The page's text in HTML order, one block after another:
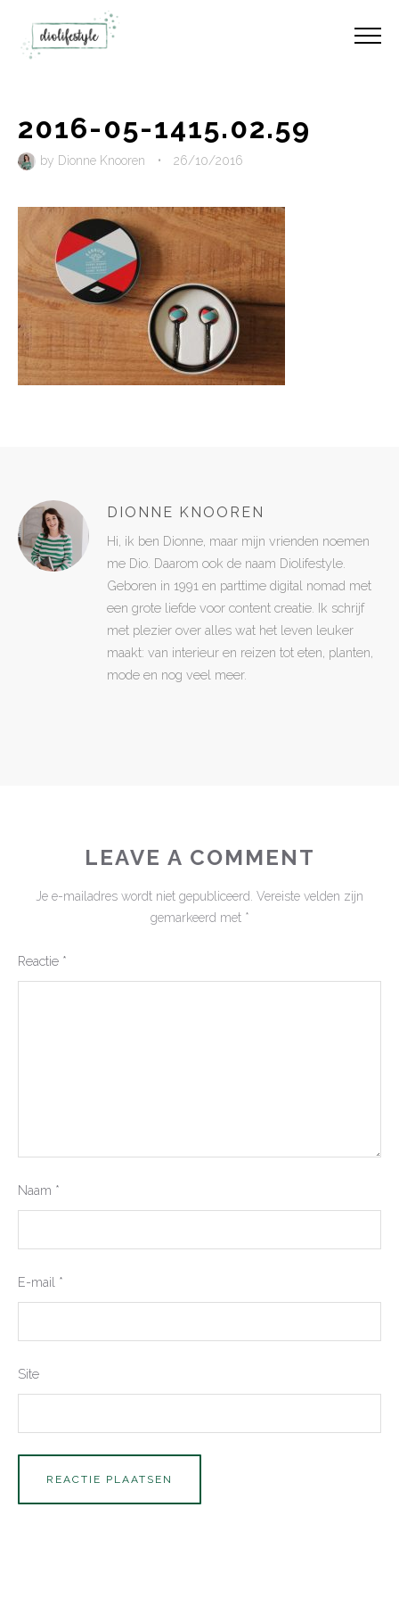
2016-05-1415.02.59
by Dionne Knooren • 26/10/2016
DIONNE KNOOREN
Hi, ik ben Dionne, maar mijn vrienden noemen
me Dio. Daarom ook de naam Diolifestyle.
Geboren in 1991 en parttime digital nomad met
een grote liefde voor content creatie. Ik schrijf
met plezier over alles wat het leven leuker
maakt: van interieur en reizen tot eten, planten,
mode en nog veel meer.
LEAVE A COMMENT
Je e-mailadres wordt niet gepubliceerd. Vereiste velden zijn
gemarkeerd met *
Reactie *
Naam *
E-mail *
Site